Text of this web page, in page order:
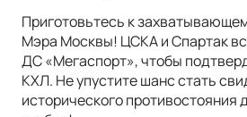
Приготовьтесь к
Мэра Москвы! ЦСКА и Спартак
ДС «Мегаспорт», чтобы
КХЛ. Не упустите шанс стать
исторического противостояния